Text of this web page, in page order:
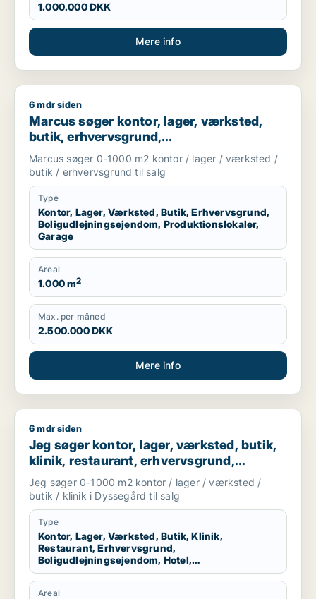
1.000.000 DKK
Mere info
Marcus søger kontor, lager, værksted, butik,
6 mdr siden
Marcus søger kontor, lager, værksted,
butik, erhvervsgrund,
boligudlejningsejendom,
produktionslokaler eller garage til salg i
Storkøbenhavn
Marcus søger 0-1000 m2 kontor / lager / værksted /
butik / erhvervsgrund til salg
Type
Kontor, Lager, Værksted, Butik, Erhvervsgrund,
Boligudlejningsejendom, Produktionslokaler,
Garage
Areal
1.000 m2
Max. per måned
2.500.000 DKK
Mere info
Jeg søger kontor, lager, værksted, butik, klinik, restaurant,
6 mdr siden
Jeg søger kontor, lager, værksted, butik,
klinik, restaurant, erhvervsgrund,
boligudlejningsejendom, hotel,
produktionslokaler eller garage til salg i
Dyssegård
Jeg søger 0-1000 m2 kontor / lager / værksted /
butik / klinik i Dyssegård til salg
Type
Kontor, Lager, Værksted, Butik, Klinik,
Restaurant, Erhvervsgrund,
Boligudlejningsejendom, Hotel,
Produktionslokaler, Garage
Areal